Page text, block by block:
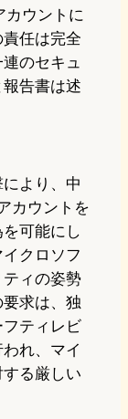
カウントに
任は完全
のセキュ
告書は述
より、中
カウントを
可能にし
クロソフ
ティの姿勢
求は、独
ティレビ
れ、マイ
る厳しい